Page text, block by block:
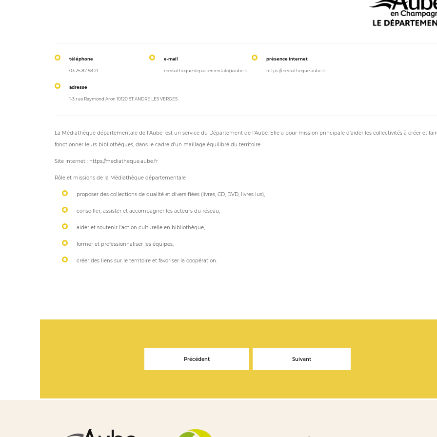
téléphone
03 25 82 58 21
e-mail
mediatheque.departementale@aube.fr
présence internet
https://mediatheque.aube.fr
adresse
1-3 rue Raymond Aron 10120 ST ANDRE LES VERGES
La Médiathèque départementale de l’Aube est un service du Département de l’Aube. Elle a pour mission principale d’aider les collectivités à créer et
fonctionner leurs bibliothèques, dans le cadre d’un maillage équilibré du territoire.
Site internet : https://mediatheque.aube.fr
Rôle et missions de la Médiathèque départementale
proposer des collections de qualité et diversifiées (livres, CD, DVD, livres lus),
conseiller, assister et accompagner les acteurs du réseau,
aider et soutenir l’action culturelle en bibliothèque,
former et professionnaliser les équipes,
créer des liens sur le territoire et favoriser la coopération.
Précédent Suivant